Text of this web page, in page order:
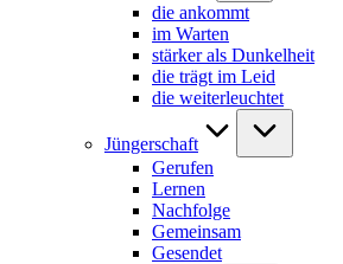
die ankommt
im Warten
stärker als Dunkelheit
die trägt im Leid
die weiterleuchtet
Jüngerschaft
Gerufen
Lernen
Nachfolge
Gemeinsam
Gesendet